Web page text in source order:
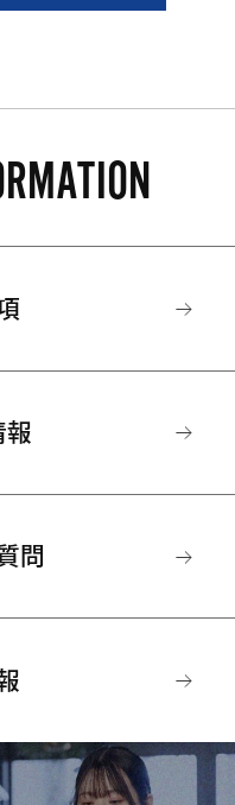
報
問